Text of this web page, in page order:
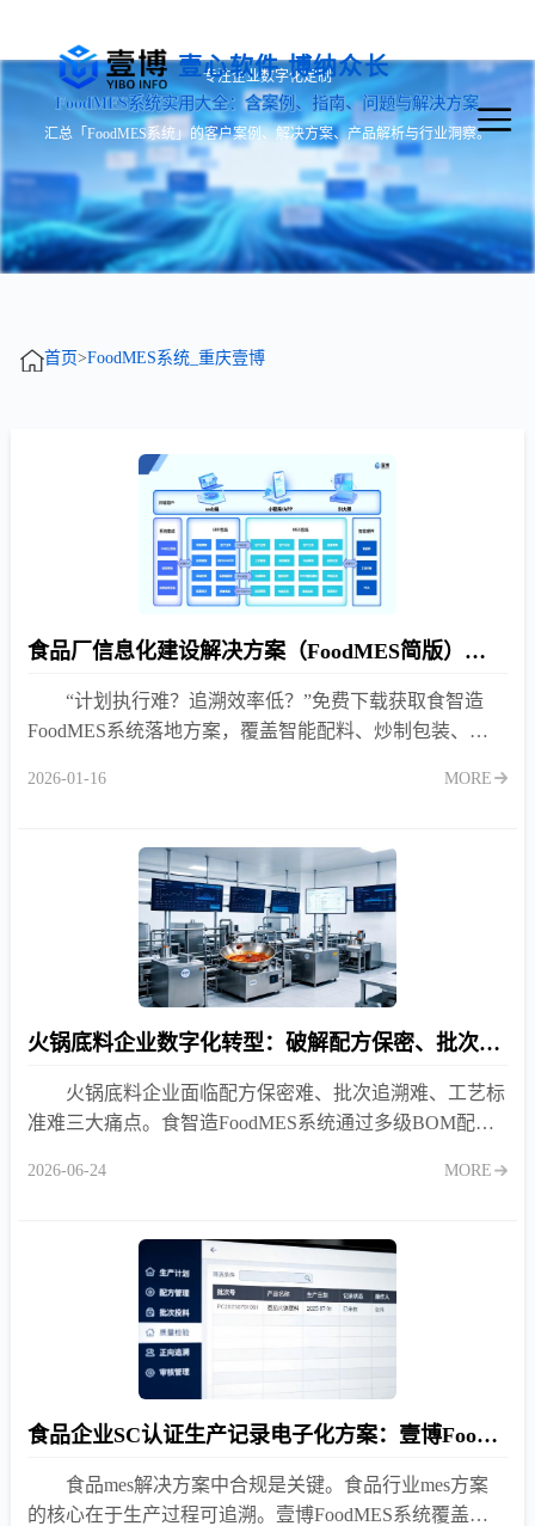
壹心软件 博纳众长
专注企业数字化定制
FoodMES系统实用大全：含案例、指南、问题与解决方案
汇总「FoodMES系统」的客户案例、解决方案、产品解析与行业洞察。
首页>FoodMES系统_重庆壹博
食品厂信息化建设解决方案（FoodMES简版）下载
“计划执行难？追溯效率低？”免费下载获取食智造
FoodMES系统落地方案，覆盖智能配料、炒制包装、批
2026-01-16 MORE
火锅底料企业数字化转型：破解配方保密、批次追溯、工艺标准三大难题
火锅底料企业面临配方保密难、批次追溯难、工艺标
准难三大痛点。食智造FoodMES系统通过多级BOM配方
码全链路追溯等功能，帮助火锅底料厂实现降本增效与合
2026-06-24 MORE
食品企业SC认证生产记录电子化方案：壹博FoodMES助力合规达标
食品mes解决方案中合规是关键。食品行业mes方案
的核心在于生产过程可追溯。壹博FoodMES系统覆盖配